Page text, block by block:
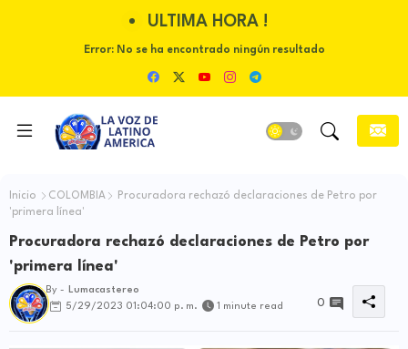
ULTIMA HORA !
Error:No se ha encontrado ningún resultado
Inicio COLOMBIA
Procuradora rechazó declaraciones de Petro por
'primera línea'
Procuradora rechazó declaraciones de Petro por
'primera línea'
By -
Lumacastereo
5/29/2023 01:04:00 p. m.
1 minute read 0